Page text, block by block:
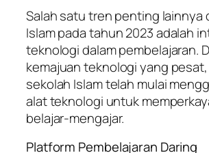
Salah satu tren penting lainnya
Islam pada tahun 2023 adalah
teknologi dalam pembelajaran.
kemajuan teknologi yang
sekolah Islam telah mulai
alat teknologi untuk
belajar-mengajar.
Platform Pembelajaran Daring